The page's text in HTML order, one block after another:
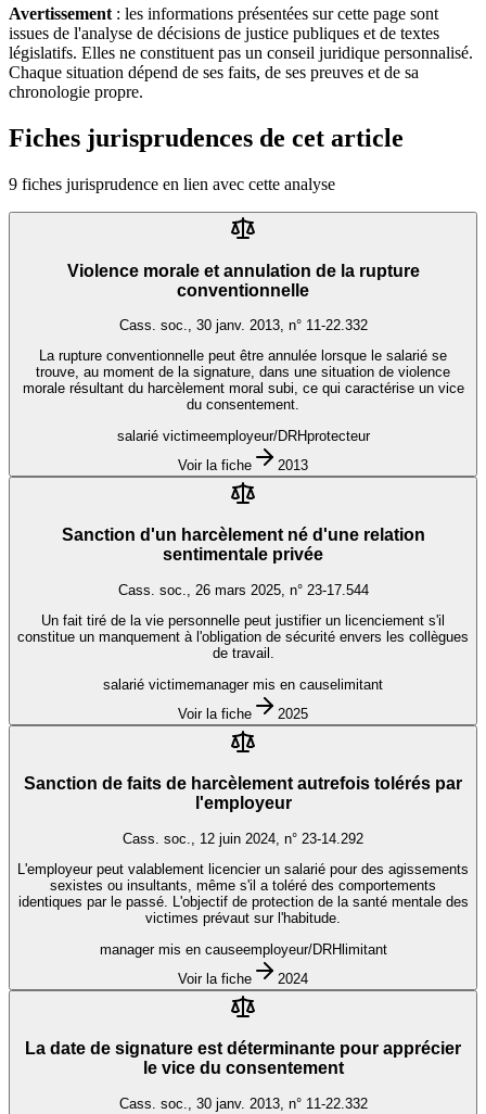
Avertissement : les informations présentées sur cette page sont
issues de l'analyse de décisions de justice publiques et de textes
législatifs. Elles ne constituent pas un conseil juridique personnalisé.
Chaque situation dépend de ses faits, de ses preuves et de sa
chronologie propre.
Fiches jurisprudences de cet article
9 fiches jurisprudence en lien avec cette analyse
Violence morale et annulation de la rupture
conventionnelle
Cass. soc., 30 janv. 2013, n° 11-22.332
La rupture conventionnelle peut être annulée lorsque le salarié se
trouve, au moment de la signature, dans une situation de violence
morale résultant du harcèlement moral subi, ce qui caractérise un vice
du consentement.
salarié victimeemployeur/DRHprotecteur
Voir la fiche
2013
Sanction d'un harcèlement né d'une relation
sentimentale privée
Cass. soc., 26 mars 2025, n° 23-17.544
Un fait tiré de la vie personnelle peut justifier un licenciement s'il
constitue un manquement à l'obligation de sécurité envers les collègues
de travail.
salarié victimemanager mis en causelimitant
Voir la fiche
2025
Sanction de faits de harcèlement autrefois tolérés par
l'employeur
Cass. soc., 12 juin 2024, n° 23-14.292
L'employeur peut valablement licencier un salarié pour des agissements
sexistes ou insultants, même s'il a toléré des comportements
identiques par le passé. L'objectif de protection de la santé mentale des
victimes prévaut sur l'habitude.
manager mis en causeemployeur/DRHlimitant
Voir la fiche
2024
La date de signature est déterminante pour apprécier
le vice du consentement
Cass. soc., 30 janv. 2013, n° 11-22.332